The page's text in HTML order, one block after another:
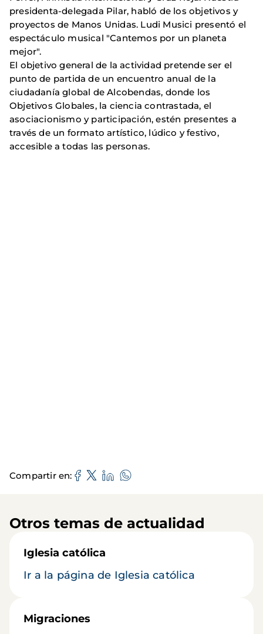
presidenta-delegada Pilar, habló de los objetivos y
proyectos de Manos Unidas. Ludi Musici presentó el
espectáculo musical "Cantemos por un planeta
mejor".
El objetivo general de la actividad pretende ser el
punto de partida de un encuentro anual de la
ciudadanía global de Alcobendas, donde los
Objetivos Globales, la ciencia contrastada, el
asociacionismo y participación, estén presentes a
través de un formato artístico, lúdico y festivo,
accesible a todas las personas.
Compartir en
Otros temas de actualidad
Iglesia católica
Ir a la página de Iglesia católica
Migraciones